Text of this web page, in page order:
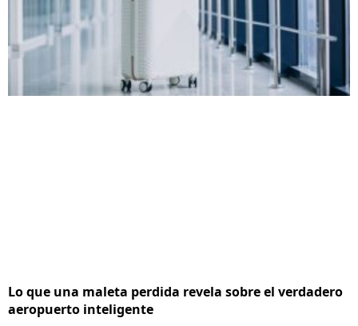
Lo que una maleta perdida revela sobre el verdadero
aeropuerto inteligente